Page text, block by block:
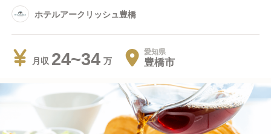
ホテルアークリッシュ豊橋
月収 24~34 愛知県
豊橋市